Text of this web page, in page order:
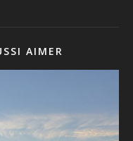
AIMER